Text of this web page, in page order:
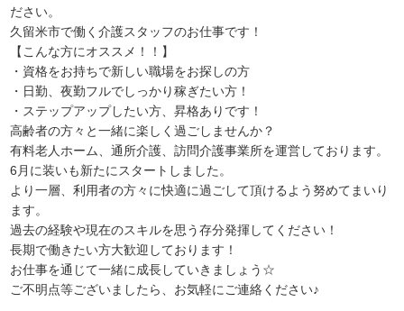
ださい。
久留米市で働く介護スタッフのお仕事です！
【こんな方にオススメ！！】
・資格をお持ちで新しい職場をお探しの方
・日勤、夜勤フルでしっかり稼ぎたい方！
・ステップアップしたい方、昇格ありです！
高齢者の方々と一緒に楽しく過ごしませんか？
有料老人ホーム、通所介護、訪問介護事業所を運営しております。
6月に装いも新たにスタートしました。
より一層、利用者の方々に快適に過ごして頂けるよう努めてまいり
ます。
過去の経験や現在のスキルを思う存分発揮してください！
長期で働きたい方大歓迎しております！
お仕事を通じて一緒に成長していきましょう☆
ご不明点等ございましたら、お気軽にご連絡ください♪